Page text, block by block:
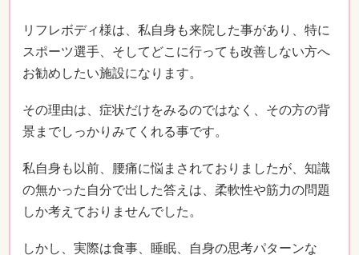
リフレボディ様は、私自身も来院した事があり、特に
スポーツ選手、そしてどこに行っても改善しない方へ
お勧めしたい施設になります。
その理由は、症状だけをみるのではなく、その方の背
景までしっかりみてくれる事です。
私自身も以前、腰痛に悩まされておりましたが、知識
の無かった自分で出した答えは、柔軟性や筋力の問題
しか考えておりませんでした。
しかし、実際は食事、睡眠、自身の思考パターンな